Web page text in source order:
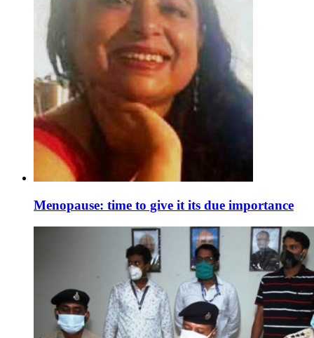
Menopause: time to give it its due importance